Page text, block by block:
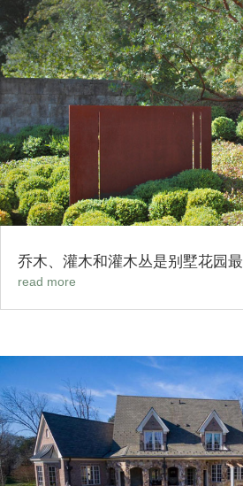
乔木、灌木和灌木丛是别墅花园
read more